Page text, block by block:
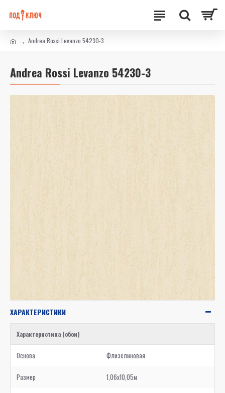
Andrea Rossi Levanzo 54230-3
Andrea Rossi Levanzo 54230-3
ХАРАКТЕРИСТИКИ
Характеристика (обои)
Основа Флизелиновая
Размер 1,06x10,05м